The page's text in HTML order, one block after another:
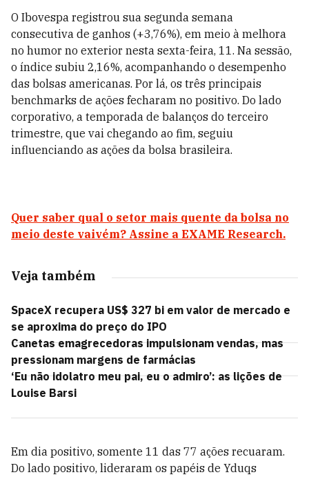
O Ibovespa registrou sua segunda semana
consecutiva de ganhos (+3,76%), em meio à melhora
no humor no exterior nesta sexta-feira, 11. Na sessão,
o índice subiu 2,16%, acompanhando o desempenho
das bolsas americanas. Por lá, os três principais
benchmarks de ações fecharam no positivo. Do lado
corporativo, a temporada de balanços do terceiro
trimestre, que vai chegando ao fim, seguiu
influenciando as ações da bolsa brasileira.
Quer saber qual o setor mais quente da bolsa no
meio deste vaivém? Assine a EXAME Research.
Veja também
SpaceX recupera US$ 327 bi em valor de mercado e
se aproxima do preço do IPO
Canetas emagrecedoras impulsionam vendas, mas
pressionam margens de farmácias
‘Eu não idolatro meu pai, eu o admiro’: as lições de
Louise Barsi
Em dia positivo, somente 11 das 77 ações recuaram.
Do lado positivo, lideraram os papéis de Yduqs